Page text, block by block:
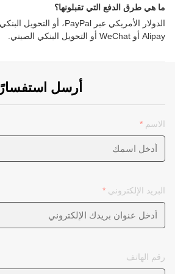
ما هي طرق الدفع التي تقبلونها؟
Alipay أو WeChat أو التحويل البنكي الصيني.
أرسل استفسارًا
الاسم *
البريد الإلكتروني *
رقم الهاتف